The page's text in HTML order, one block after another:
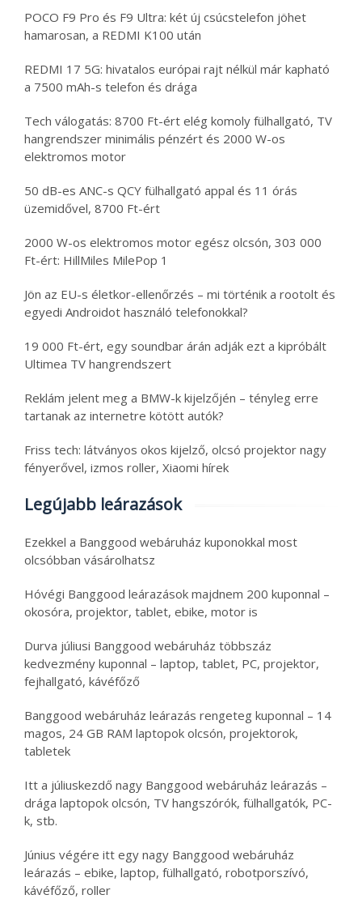
POCO F9 Pro és F9 Ultra: két új csúcstelefon jöhet
hamarosan, a REDMI K100 után
REDMI 17 5G: hivatalos európai rajt nélkül már kapható
a 7500 mAh-s telefon és drága
Tech válogatás: 8700 Ft-ért elég komoly fülhallgató, TV
hangrendszer minimális pénzért és 2000 W-os
elektromos motor
50 dB-es ANC-s QCY fülhallgató appal és 11 órás
üzemidővel, 8700 Ft-ért
2000 W-os elektromos motor egész olcsón, 303 000
Ft-ért: HillMiles MilePop 1
Jön az EU-s életkor-ellenőrzés – mi történik a rootolt és
egyedi Androidot használó telefonokkal?
19 000 Ft-ért, egy soundbar árán adják ezt a kipróbált
Ultimea TV hangrendszert
Reklám jelent meg a BMW-k kijelzőjén – tényleg erre
tartanak az internetre kötött autók?
Friss tech: látványos okos kijelző, olcsó projektor nagy
fényerővel, izmos roller, Xiaomi hírek
Legújabb leárazások
Ezekkel a Banggood webáruház kuponokkal most
olcsóbban vásárolhatsz
Hóvégi Banggood leárazások majdnem 200 kuponnal –
okosóra, projektor, tablet, ebike, motor is
Durva júliusi Banggood webáruház többszáz
kedvezmény kuponnal – laptop, tablet, PC, projektor,
fejhallgató, kávéfőző
Banggood webáruház leárazás rengeteg kuponnal – 14
magos, 24 GB RAM laptopok olcsón, projektorok,
tabletek
Itt a júliuskezdő nagy Banggood webáruház leárazás –
drága laptopok olcsón, TV hangszórók, fülhallgatók, PC-
k, stb.
Június végére itt egy nagy Banggood webáruház
leárazás – ebike, laptop, fülhallgató, robotporszívó,
kávéfőző, roller